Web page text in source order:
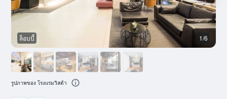
ล็อบบี้ 1/6
รูปภาพของ โรงแรมวิสต้า